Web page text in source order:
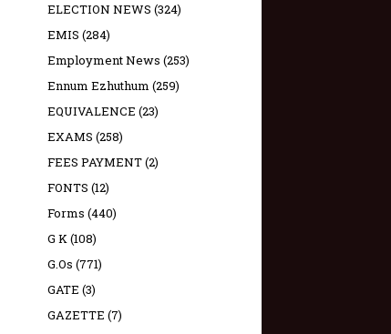
ELECTION NEWS (324)
EMIS (284)
Employment News (253)
Ennum Ezhuthum (259)
EQUIVALENCE (23)
EXAMS (258)
FEES PAYMENT(2)
FONTS (12)
Forms (440)
G K(108)
G.Os (771)
GATE (3)
GAZETTE (7)